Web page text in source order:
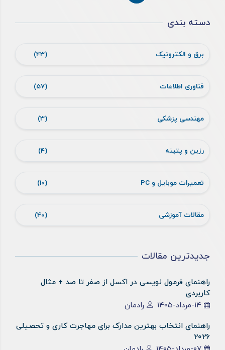
دسته بندی
برق و الکترونیک (43)
فناوری اطلاعات (57)
مهندسی پزشکی (3)
رزین و پتینه (4)
تعمیرات موبایل و PC (10)
مقالات آموزشی (40)
جدیدترین مقالات
راهنمای فرمول نویسی در اکسل از صفر تا صد + مثال
کاربردی
14-مرداد-1405
رادمان
راهنمای انتخاب بهترین مدارک برای مهاجرت کاری و تحصیلی
2026